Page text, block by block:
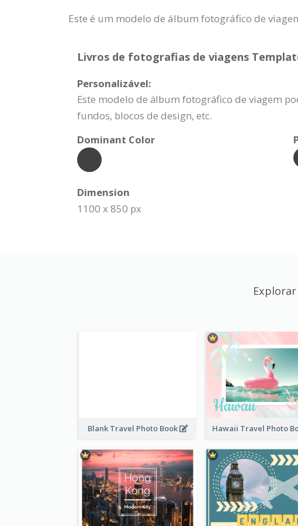
Este é um modelo de álbum fotográfico de
Livros de fotografias de viagens
Personalizável:
Este modelo de álbum fotográfico de viagem
fundos, blocos de design, etc.
Dominant Color
Dimension
1100 x 850 px
Blank Travel Photo Book